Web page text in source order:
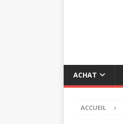
ACHAT
ACCUEIL